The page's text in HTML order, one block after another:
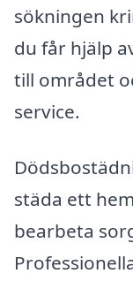
sökningen
du får hjälp
till området
service.
städa ett
bearbeta